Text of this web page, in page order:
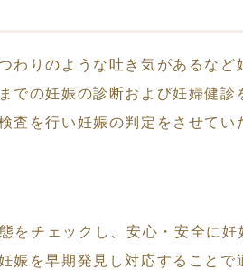
りのような吐き気があるな
の妊娠の診断および妊婦健診
を行い妊娠の判定をさせてい
をチェックし、安心・安全に
を早期発見し対応すること